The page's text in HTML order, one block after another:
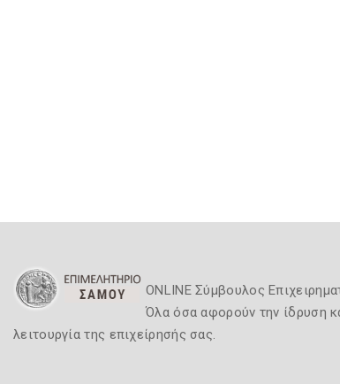
ONLINE Σύμβουλος
Όλα όσα αφορούν την ίδρυση
λειτουργία της επιχείρησής σας.